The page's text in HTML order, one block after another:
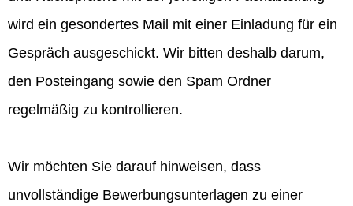
wird ein gesondertes Mail mit einer Einladung für ein
Gespräch ausgeschickt. Wir bitten deshalb darum,
den Posteingang sowie den Spam Ordner
regelmäßig zu kontrollieren.
Wir möchten Sie darauf hinweisen, dass
unvollständige Bewerbungsunterlagen zu einer